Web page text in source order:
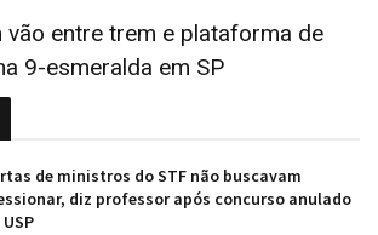
vão entre trem e plataforma de
9-esmeralda em SP
de ministros do STF não buscavam
diz professor após concurso anulado